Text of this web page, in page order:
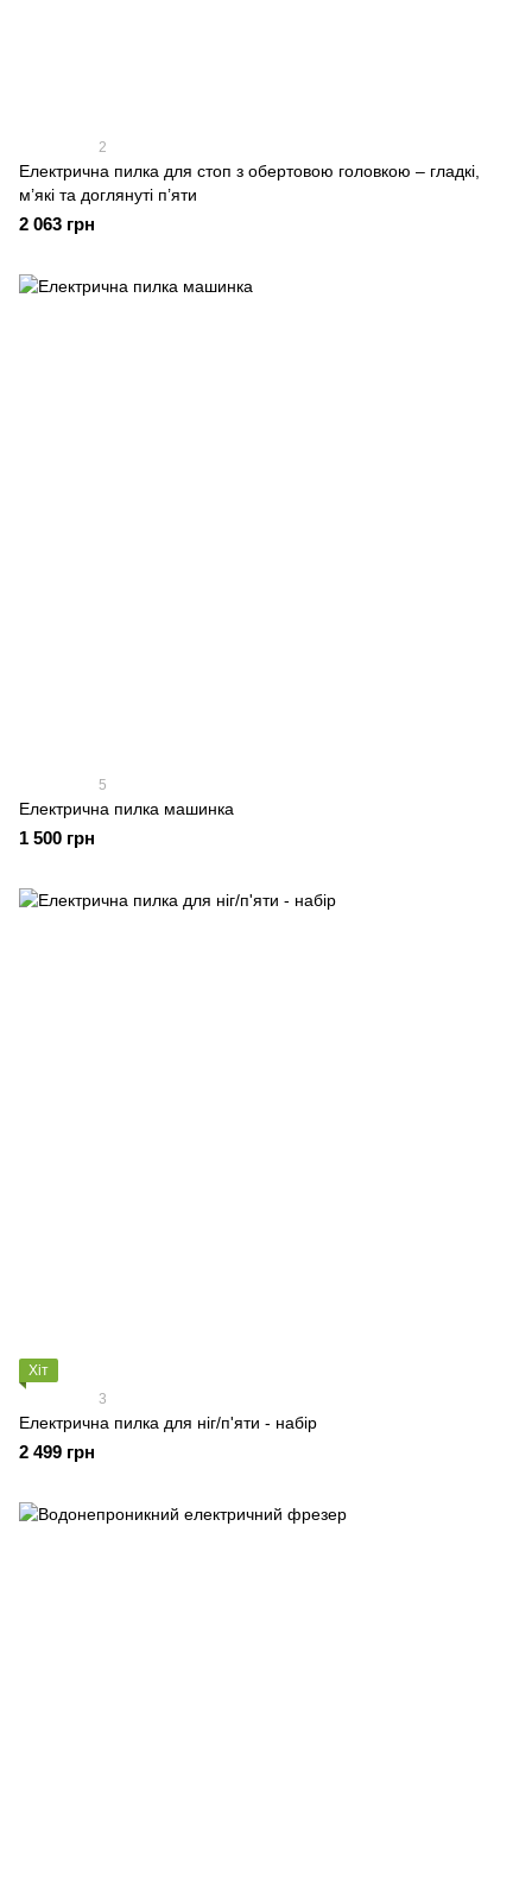
2
Електрична пилка для стоп з обертовою головкою – гладкі,
м’які та доглянуті п’яти
2 063 грн
5
Електрична пилка машинка
1 500 грн
Хіт
3
Електрична пилка для ніг/п'яти - набір
2 499 грн